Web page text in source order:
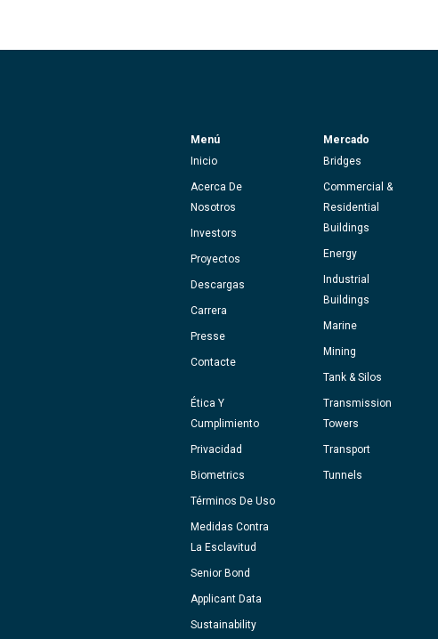
Menú
Inicio
Acerca De
Nosotros
Investors
Proyectos
Descargas
Carrera
Presse
Contacte
Ética Y
Cumplimiento
Privacidad
Biometrics
Términos De Uso
Medidas Contra
La Esclavitud
Senior Bond
Applicant Data
Sustainability
Mercado
Bridges
Commercial &
Residential
Buildings
Energy
Industrial
Buildings
Marine
Mining
Tank & Silos
Transmission
Towers
Transport
Tunnels